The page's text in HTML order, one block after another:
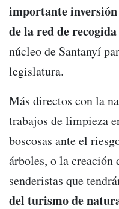
importante
de la red de
núcleo de Santanyí
legislatura.
Más directos con la
trabajos de limpieza
boscosas ante el
árboles, o la creación
senderistas que
del turismo de